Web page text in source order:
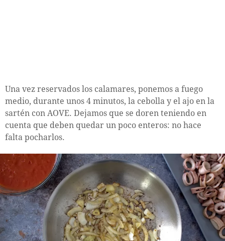
Una vez reservados los calamares, ponemos a fuego
medio, durante unos 4 minutos, la cebolla y el ajo en la
sartén con AOVE. Dejamos que se doren teniendo en
cuenta que deben quedar un poco enteros: no hace
falta pocharlos.